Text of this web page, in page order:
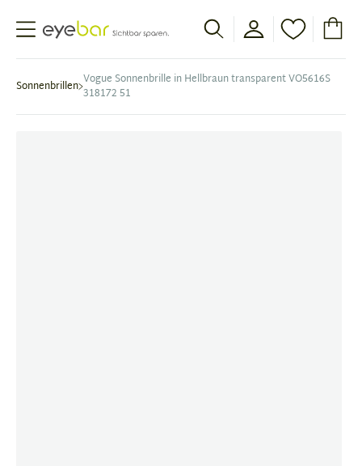
Abele Optic
Sonnenbrillen Vogue Sonnenbrille in Hellbraun transparent VO5616S
318172 51